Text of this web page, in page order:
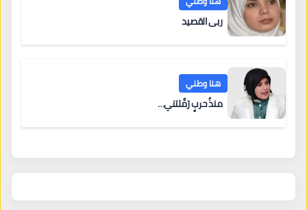
ربى القصيد
هنا وطني
منذُ حربٍ رَمَّلتني…